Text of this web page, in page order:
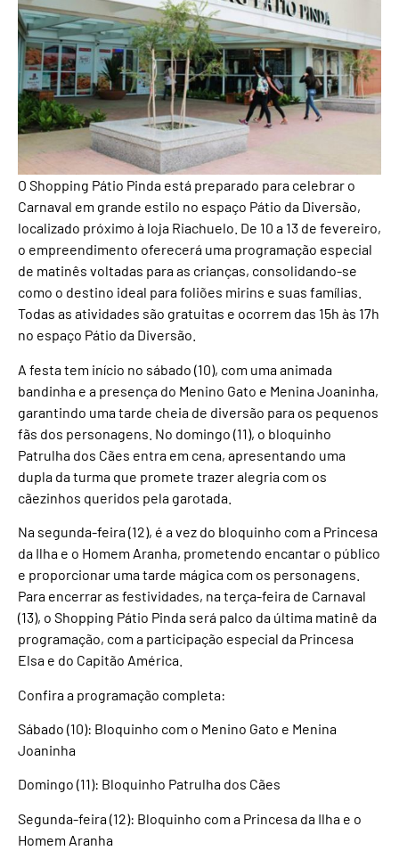
O Shopping Pátio Pinda está preparado para celebrar o
Carnaval em grande estilo no espaço Pátio da Diversão,
localizado próximo à loja Riachuelo. De 10 a 13 de fevereiro,
o empreendimento oferecerá uma programação especial
de matinês voltadas para as crianças, consolidando-se
como o destino ideal para foliões mirins e suas famílias.
Todas as atividades são gratuitas e ocorrem das 15h às 17h
no espaço Pátio da Diversão.
A festa tem início no sábado (10), com uma animada
bandinha e a presença do Menino Gato e Menina Joaninha,
garantindo uma tarde cheia de diversão para os pequenos
fãs dos personagens. No domingo (11), o bloquinho
Patrulha dos Cães entra em cena, apresentando uma
dupla da turma que promete trazer alegria com os
cãezinhos queridos pela garotada.
Na segunda-feira (12), é a vez do bloquinho com a Princesa
da Ilha e o Homem Aranha, prometendo encantar o público
e proporcionar uma tarde mágica com os personagens.
Para encerrar as festividades, na terça-feira de Carnaval
(13), o Shopping Pátio Pinda será palco da última matinê da
programação, com a participação especial da Princesa
Elsa e do Capitão América.
Confira a programação completa:
Sábado (10): Bloquinho com o Menino Gato e Menina
Joaninha
Domingo (11): Bloquinho Patrulha dos Cães
Segunda-feira (12): Bloquinho com a Princesa da Ilha e o
Homem Aranha